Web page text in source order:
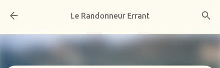
Accéder au contenu principal
Le Randonneur Errant